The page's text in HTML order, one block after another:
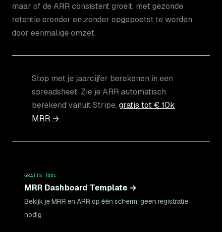
maar of de ARR consistent groeit, met gezonde
retentie eronder en zonder opgepoetst te worden
door eenmalige omzet.
Stop met je jaarcijfer berekenen in een
spreadsheet. Zie je ARR automatisch
berekend vanuit Stripe, gratis tot € 10k
MRR →
GRATIS TOOL
MRR Dashboard Template →
Bekijk je MRR en ARR op één scherm, geen registratie
nodig.